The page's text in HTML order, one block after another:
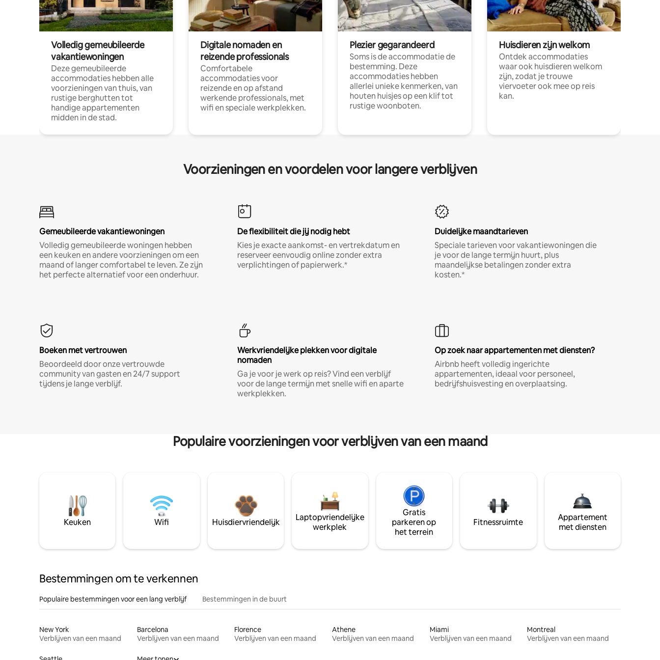
Volledig gemeubileerde
vakantiewoningen
Deze gemeubileerde
accommodaties hebben alle
voorzieningen van thuis, van
rustige berghutten tot
handige appartementen
midden in de stad.
Digitale nomaden en
reizende professionals
Comfortabele
accommodaties voor
reizende en op afstand
werkende professionals, met
wifi en speciale werkplekken.
Plezier gegarandeerd
Soms is de accommodatie de
bestemming. Deze
accommodaties hebben
allerlei unieke kenmerken, van
houten huisjes op een klif tot
rustige woonboten.
Huisdieren zijn welkom
Ontdek accommodaties
waar ook huisdieren welkom
zijn, zodat je trouwe
viervoeter ook mee op reis
kan.
Voorzieningen en voordelen voor langere verblijven
Gemeubileerde vakantiewoningen
Volledig gemeubileerde woningen hebben
een keuken en andere voorzieningen om een
maand of langer comfortabel te leven. Ze zijn
het perfecte alternatief voor een onderhuur.
De flexibiliteit die jij nodig hebt
Kies je exacte aankomst- en vertrekdatum en
reserveer eenvoudig online zonder extra
verplichtingen of papierwerk.*
Duidelijke maandtarieven
Speciale tarieven voor vakantiewoningen die
je voor de lange termijn huurt, plus
maandelijkse betalingen zonder extra
kosten.*
Boeken met vertrouwen
Beoordeeld door onze vertrouwde
community van gasten en 24/7 support
tijdens je lange verblijf.
Werkvriendelijke plekken voor digitale
nomaden
Ga je voor je werk op reis? Vind een verblijf
voor de lange termijn met snelle wifi en aparte
werkplekken.
Op zoek naar appartementen met diensten?
Airbnb heeft volledig ingerichte
appartementen, ideaal voor personeel,
bedrijfshuisvesting en overplaatsing.
Populaire voorzieningen voor verblijven van een maand
Keuken Wifi Huisdiervriendelijk
Laptopvriendelijke
werkplek
Gratis
parkeren op
het terrein
Fitnessruimte
Appartement
met diensten
Bestemmingen om te verkennen
Populaire bestemmingen voor een lang verblijf Bestemmingen in de buurt
New York
Verblijven van een maand
Barcelona
Verblijven van een maand
Florence
Verblijven van een maand
Athene
Verblijven van een maand
Miami
Verblijven van een maand
Montreal
Verblijven van een maand